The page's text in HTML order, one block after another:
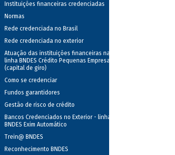
Instituições financeiras credenciadas
Normas
Rede credenciada no Brasil
Rede credenciada no exterior
Atuação das instituições financeiras na
linha BNDES Crédito Pequenas Empresas
(capital de giro)
Como se credenciar
Fundos garantidores
Gestão de risco de crédito
Bancos Credenciados no Exterior - linha
BNDES Exim Automático
Trein@ BNDES
Reconhecimento BNDES